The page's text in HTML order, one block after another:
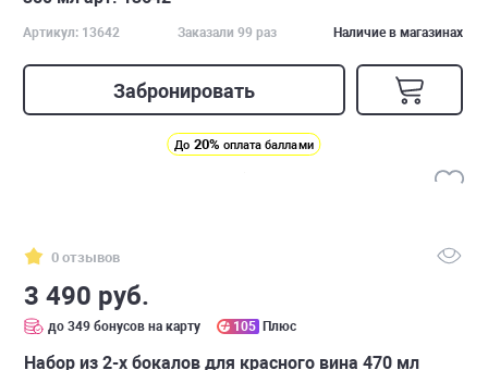
Артикул: 13642 Заказали 99 раз Наличие в магазинах
Забронировать
До 20% оплата баллами
0 отзывов
3 490 руб.
до 349 бонусов на карту 105 Плюс
Набор из 2-х бокалов для красного вина 470 мл